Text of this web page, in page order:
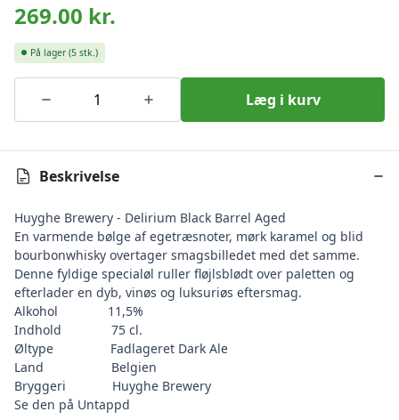
269.00 kr.
På lager (5 stk.)
Læg i kurv
Beskrivelse
Huyghe Brewery - Delirium Black Barrel Aged
En varmende bølge af egetræsnoter, mørk karamel og blid
bourbonwhisky overtager smagsbilledet med det samme.
Denne fyldige specialøl ruller fløjlsblødt over paletten og
efterlader en dyb, vinøs og luksuriøs eftersmag.
Alkohol 11,5%
Indhold 75 cl.
Øltype Fadlageret Dark Ale
Land Belgien
Bryggeri Huyghe Brewery
Se den på Untappd